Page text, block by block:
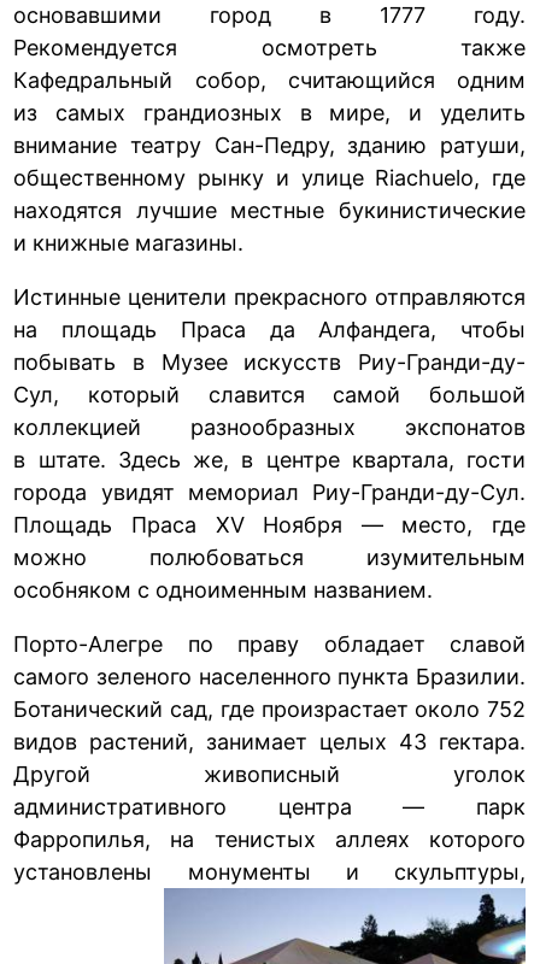
основавшими город в 1777 году.
Рекомендуется осмотреть также
Кафедральный собор, считающийся одним
из самых грандиозных в мире, и уделить
внимание театру Сан-Педру, зданию ратуши,
общественному рынку и улице Riachuelo, где
находятся лучшие местные букинистические
и книжные магазины.
Истинные ценители прекрасного отправляются
на площадь Праса да Алфандега, чтобы
побывать в Музее искусств Риу-Гранди-ду-
Сул, который славится самой большой
коллекцией разнообразных экспонатов
в штате. Здесь же, в центре квартала, гости
города увидят мемориал Риу-Гранди-ду-Сул.
Площадь Праса XV Ноября — место, где
можно полюбоваться изумительным
особняком с одноименным названием.
Порто-Алегре по праву обладает славой
самого зеленого населенного пункта Бразилии.
Ботанический сад, где произрастает около 752
видов растений, занимает целых 43 гектара.
Другой живописный уголок
административного центра — парк
Фарропилья, на тенистых аллеях которого
установлены монументы и скульптуры,